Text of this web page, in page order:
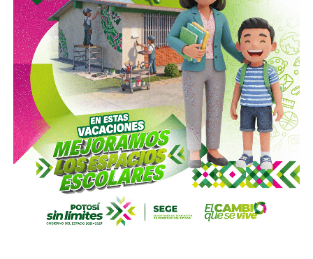
participación como socio operador. La propia constructora
de Carlos Slim,Carso Infraestructura y Construcción
(CICSA) , fue la que diseñó y construyó físicamente la
presa, bajo un contrato adjudicado en 2008. Así lo
documenta el propio sitio de CICSA, que enlista la obra en
su portafolio de proyectos de agua, junto con reportes de
la revista
Expansióny los reportes anuales de Grupo
Carso, que reportan el avance de la construcción en 2008 y
su conclusión en 2012. Es decir: antes de cobrar por
operar el acueducto, Slim ya había cobrado por
levantarlo.
El otro bloque,Conoinsa/Empresas ICA(50.999% del
consorcio, la porción mayor), no es de Slim (o no del todo).